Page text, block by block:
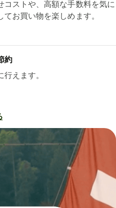
コストや、高額な手数料を気に
お買い物を楽しめます。
約
えます。